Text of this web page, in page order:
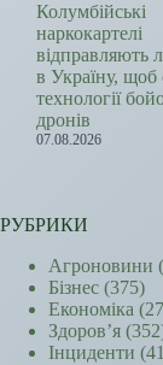
Колумбійські
наркокартелі
відправляють
в Україну, щоб
технології
дронів
07.08.2026
РУБРИКИ
Агроновини
Бізнес (375)
Економіка
Здоров’я
Інциденти